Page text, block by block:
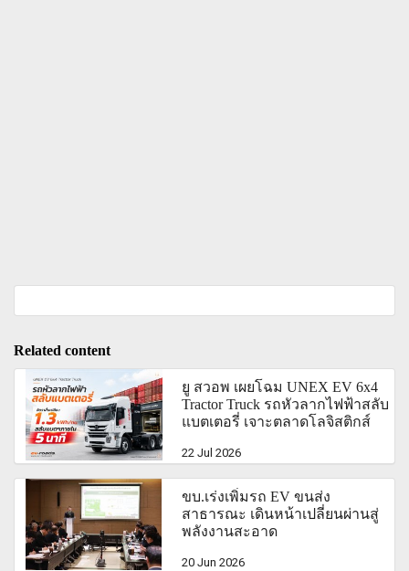
Related content
ยู สวอพ เผยโฉม UNEX EV 6x4
Tractor Truck รถหัวลากไฟฟ้าสลับ
แบตเตอรี่ เจาะตลาดโลจิสติกส์
22 Jul 2026
ขบ.เร่งเพิ่มรถ EV ขนส่ง
สาธารณะ เดินหน้าเปลี่ยนผ่านสู่
พลังงานสะอาด
20 Jun 2026